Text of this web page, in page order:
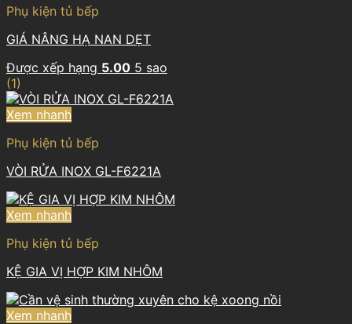
Phụ kiện tủ bếp
GIÁ NÂNG HẠ NAN DẸT
Được xếp hạng 5.00 5 sao
(1)
Xem nhanh
Phụ kiện tủ bếp
VÒI RỬA INOX GL-F6221A
Xem nhanh
Phụ kiện tủ bếp
KỆ GIA VỊ HỢP KIM NHÔM
Xem nhanh